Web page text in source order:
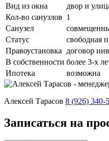
Вид из окна
двор и
Кол-во санузлов 1
Санузел
Статус
свободная
Правоустановка
договор
В собственности более 3-х
Ипотека
возможна
Алексей Тарасов 8 (926) 340-
Записаться на